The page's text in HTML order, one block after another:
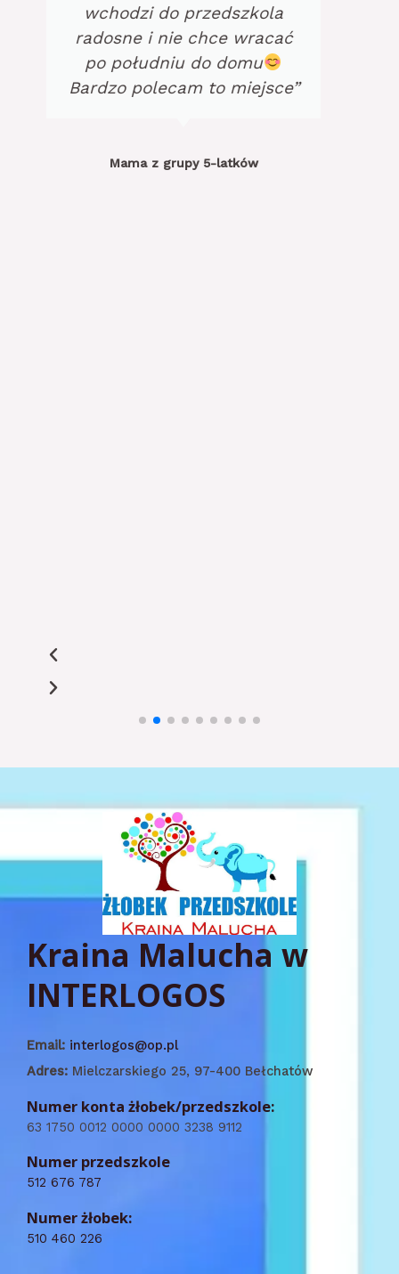
najedzone. Jedynym
„problemem” był fakt ze nie
chciały wracać do domu.
Serdecznie polecamy to
Kraina Malucha w
INTERLOGOS
Email: interlogos@op.pl
Adres: Mielczarskiego 25, 97-400 Bełchatów
Numer konta żłobek/przedszkole:
63 1750 0012 0000 0000 3238 9112
Numer przedszkole
512 676 787
Numer żłobek:
510 460 226